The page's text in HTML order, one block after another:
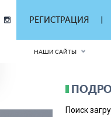
РЕГИСТРАЦИЯ
НАШИ САЙТЫ
Поиск